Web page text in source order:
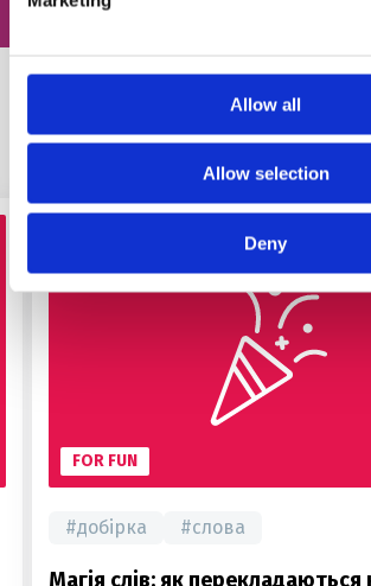
Allow all
Allow selection
Deny
Схожі статті
FOR FUN
#добірка #слова
Магія слів: як перекладаються